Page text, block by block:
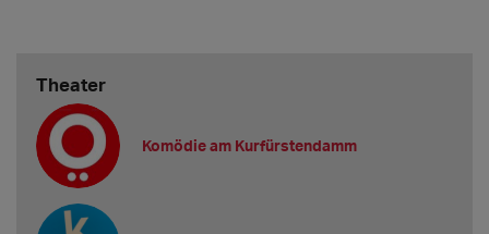
Theater
Komödie am Kurfürstendamm